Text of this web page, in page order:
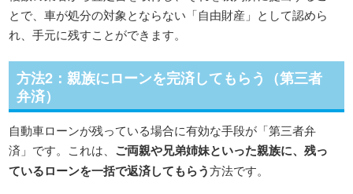
とで、車が処分の対象とならない「自由財産」として認めら
れ、手元に残すことができます。
方法2：親族にローンを完済してもらう（第三者
弁済）
自動車ローンが残っている場合に有効な手段が「第三者弁
済」です。これは、 ご両親や兄弟姉妹といった親族に、残っ
ているローンを一括で返済してもらう方法です。